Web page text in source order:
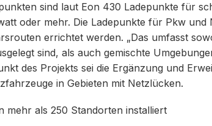
sind laut Eon 430 Ladepunkte für
oder mehr. Die Ladepunkte für Pkw
errichtet werden. „Das umfasst
sind, als auch gemischte
des Projekts sei die Ergänzung und
in Gebieten mit Netzlücken.
mehr als 250 Standorten installiert